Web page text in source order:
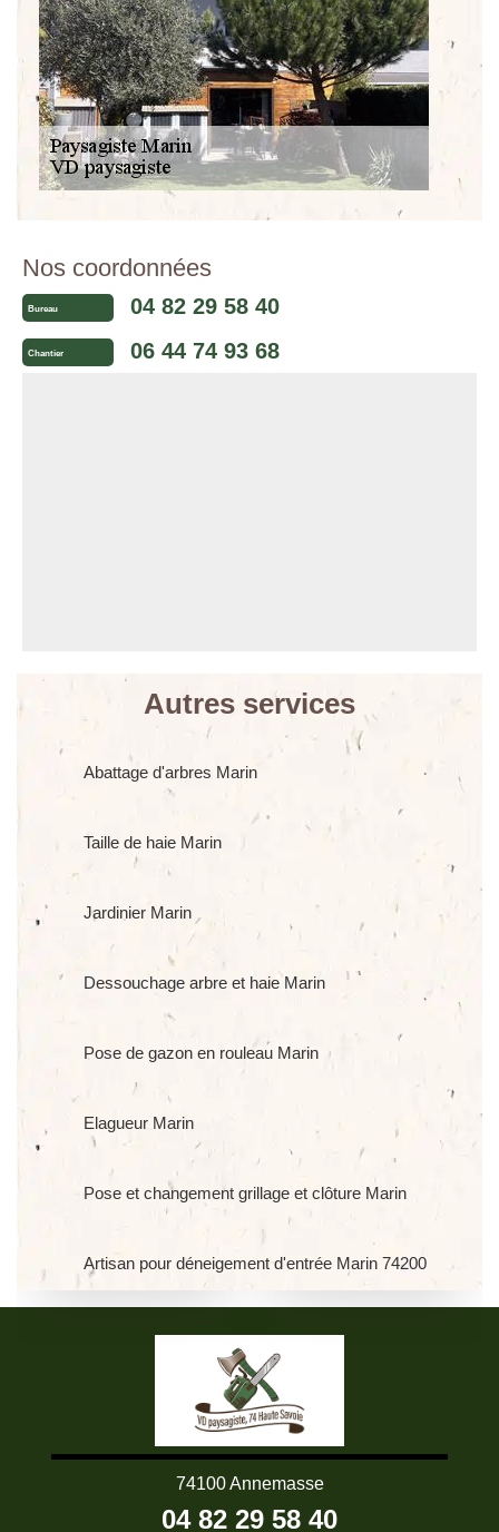
Nos coordonnées
Bureau 04 82 29 58 40
Chantier 06 44 74 93 68
Autres services
Abattage d'arbres Marin
Taille de haie Marin
Jardinier Marin
Dessouchage arbre et haie Marin
Pose de gazon en rouleau Marin
Elagueur Marin
Pose et changement grillage et clôture Marin
Artisan pour déneigement d'entrée Marin 74200
74100 Annemasse
04 82 29 58 40